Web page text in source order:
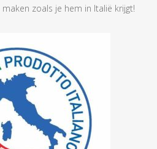
zoals je hem in Italië krijgt!